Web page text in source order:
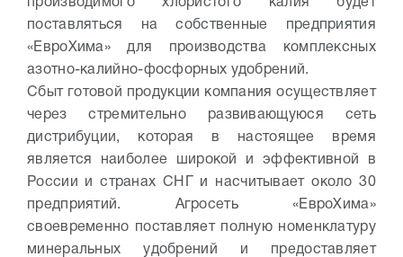
поставляться на собственные предприятия
«ЕвроХима» для производства комплексных
азотно-калийно-фосфорных удобрений.
Сбыт готовой продукции компания осуществляет
через стремительно развивающуюся сеть
дистрибуции, которая в настоящее время
является наиболее широкой и эффективной в
России и странах СНГ и насчитывает около 30
предприятий. Агросеть «ЕвроХима»
своевременно поставляет полную номенклатуру
минеральных удобрений и предоставляет